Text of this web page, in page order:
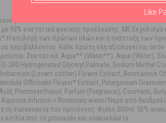
ΟΡΥΚΤΑ ΕΛΑΙΑ,ΧΩΡΙΣ PARABEN,ΧΩΡΙΣ
93% συστατικά φυσικής προέλευσης. ΜΕ
Η επιλογή των πρώτων υλών και η ανάπτυξη των
περιβάλλοντος. Κάθε πρώτη ύλη αξιολογείται
Συστατικά: Aqua** (Water**), Aqua (Water),
200 Hydrogenated Glyceryl Palmate, Sodium
(Levant cotton) Flower Extract, Rosmarinus
Officinalis Flower* Extract, Pelargonium
Phenoxyethanol, Parfum (Fragrance), Coumarin,
Infusion = Rosemary water/Νερό από
συσκευασία του προϊόντος..Φιάλη 500ml: 50%
αντλία από το μπουκάλι και ανακυκλώστε.
Like